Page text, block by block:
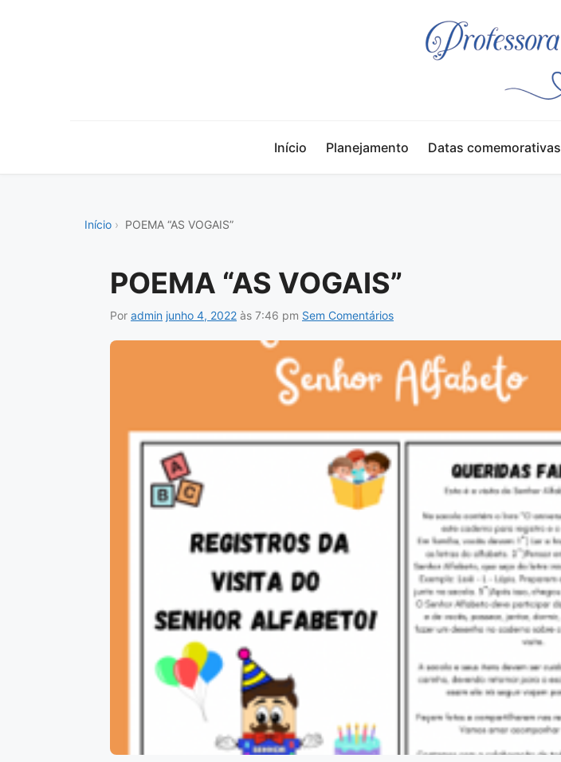
Início Planejamento Datas comemorativas
Início POEMA “AS VOGAIS”
POEMA “AS VOGAIS”
Por admin junho 4, 2022 às 7:46 pm Sem Comentários